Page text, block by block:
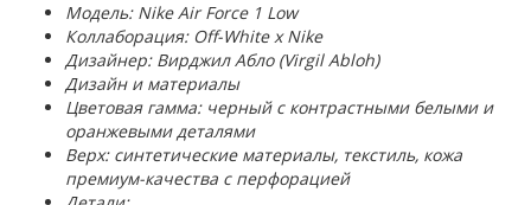
Модель: Nike Air Force 1 Low
Коллаборация: Off-White x Nike
Дизайнер: Вирджил Абло (Virgil Abloh)
Дизайн и материалы
Цветовая гамма: черный с контрастными белыми и
оранжевыми деталями
Верх: синтетические материалы, текстиль, кожа
премиум-качества с перфорацией